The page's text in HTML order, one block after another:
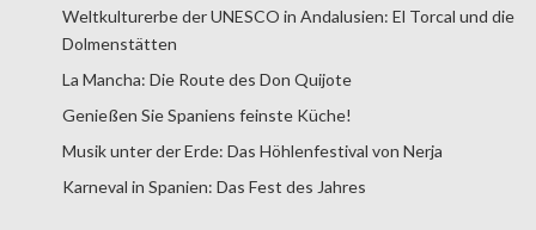
Weltkulturerbe der UNESCO in Andalusien: El Torcal und die
Dolmenstätten
La Mancha: Die Route des Don Quijote
Genießen Sie Spaniens feinste Küche!
Musik unter der Erde: Das Höhlenfestival von Nerja
Karneval in Spanien: Das Fest des Jahres